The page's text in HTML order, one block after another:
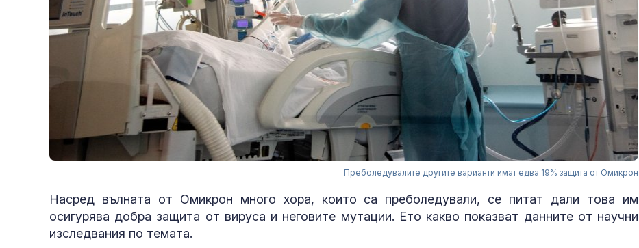
Преболедувалите другите варианти имат едва 19% защита от Омикрон
Насред вълната от Омикрон много хора, които са преболедували, се питат дали това им
осигурява добра защита от вируса и неговите мутации. Ето какво показват данните от научни
изследвания по темата.